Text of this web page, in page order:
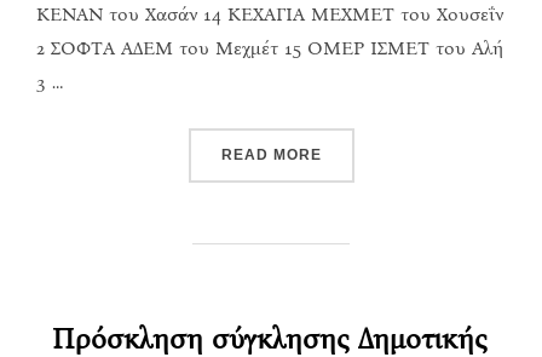
ΚΕΝΑΝ του Χασάν 14 ΚΕΧΑΓΙΑ ΜΕΧΜΕΤ του Χουσεΐν
2 ΣΟΦΤΑ ΑΔΕΜ του Μεχμέτ 15 ΟΜΕΡ ΙΣΜΕΤ του Αλή
3 …
READ MORE“ΠΡΌΣΚΛΗΣΗ ΣΎΓΚΛΗΣΗΣ
Πρόσκληση σύγκλησης Δημοτικής